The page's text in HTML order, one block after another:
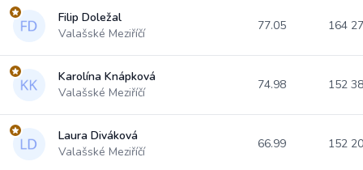
Filip Doležal
Valašské Meziříčí
77.05 164
Karolína Knápková
Valašské Meziříčí
74.98 152
Laura Diváková
Valašské Meziříčí
66.99 152